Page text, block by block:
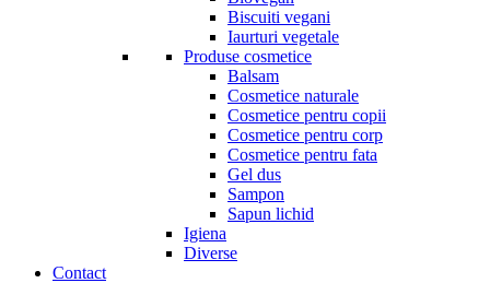
Biscuiti vegani
Iaurturi vegetale
Produse cosmetice
Balsam
Cosmetice naturale
Cosmetice pentru copii
Cosmetice pentru corp
Cosmetice pentru fata
Gel dus
Sampon
Sapun lichid
Igiena
Diverse
Contact